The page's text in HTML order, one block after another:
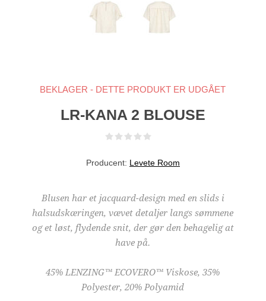
BEKLAGER - DETTE PRODUKT ER UDGÅET
LR-KANA 2 BLOUSE
Producent: Levete Room
Blusen har et jacquard-design med en slids i
halsudskæringen, vævet detaljer langs sømmene
og et løst, flydende snit, der gør den behagelig at
have på.
45% LENZING™ ECOVERO™ Viskose, 35%
Polyester, 20% Polyamid